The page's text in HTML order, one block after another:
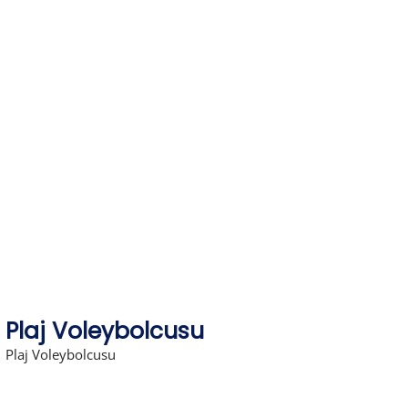
Plaj Voleybolcusu
Plaj Voleybolcusu